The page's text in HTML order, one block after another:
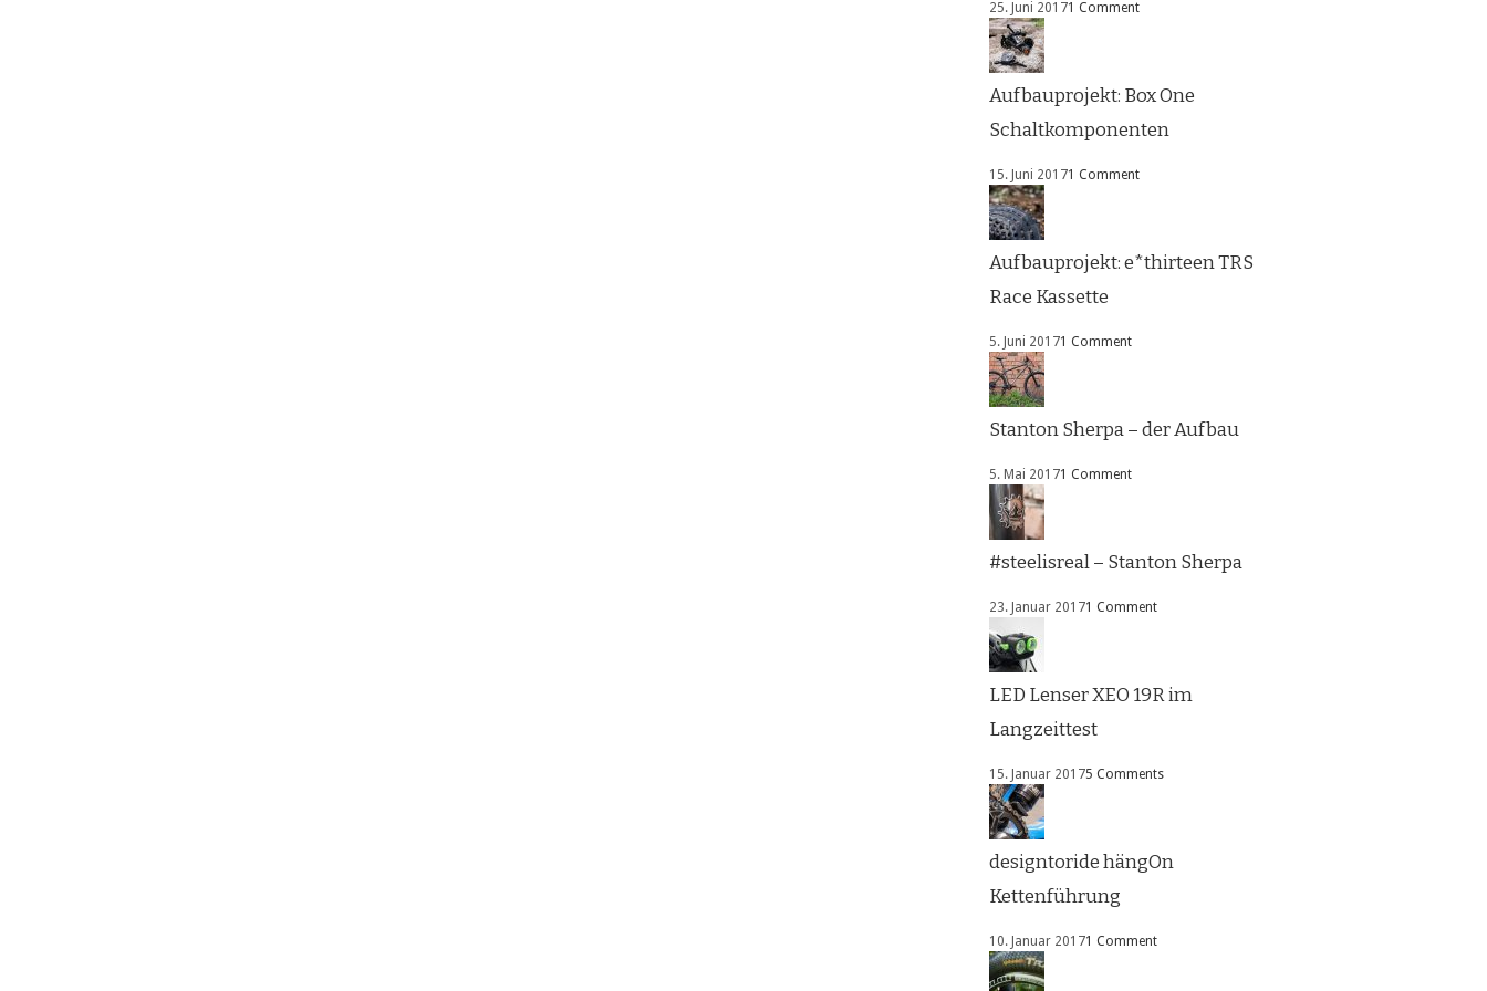
25. Juni 20171 Comment
Aufbauprojekt: Box One
Schaltkomponenten
15. Juni 20171 Comment
Aufbauprojekt: e*thirteen TRS
Race Kassette
5. Juni 20171 Comment
Stanton Sherpa – der Aufbau
5. Mai 20171 Comment
#steelisreal – Stanton Sherpa
23. Januar 20171 Comment
LED Lenser XEO 19R im
Langzeittest
15. Januar 20175 Comments
designtoride hängOn
Kettenführung
10. Januar 20171 Comment